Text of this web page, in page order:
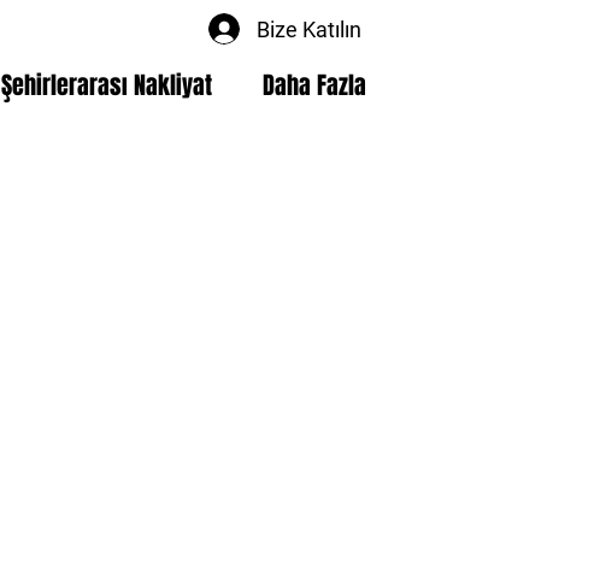
Şehirlerarası Nakliyat Daha Fazla
Bize Katılın